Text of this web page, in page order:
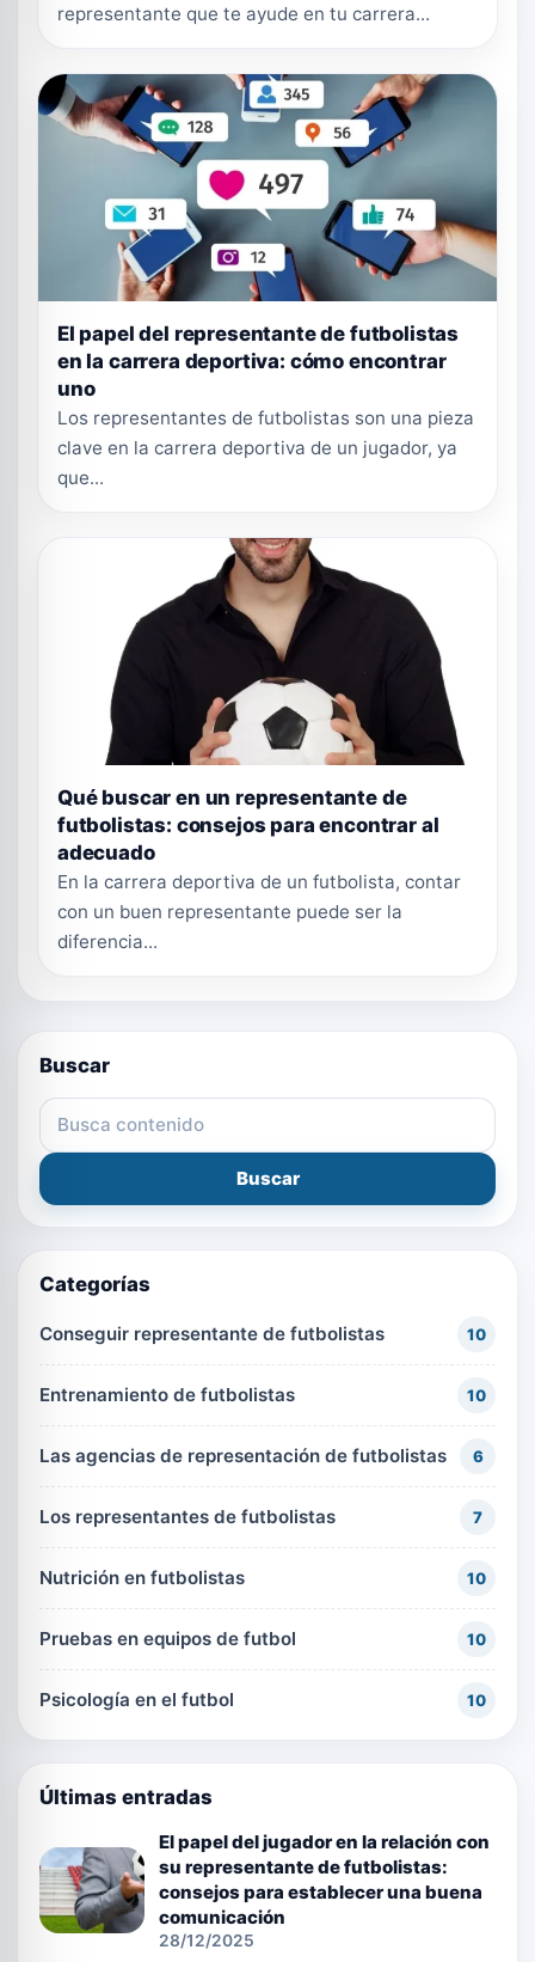
representante que te ayude en tu carrera...
El papel del representante de futbolistas
en la carrera deportiva: cómo encontrar
uno
Los representantes de futbolistas son una pieza
clave en la carrera deportiva de un jugador, ya
que...
Qué buscar en un representante de
futbolistas: consejos para encontrar al
adecuado
En la carrera deportiva de un futbolista, contar
con un buen representante puede ser la
diferencia...
Buscar
Buscar en el blog
Buscar
Categorías
Conseguir representante de futbolistas 10
Entrenamiento de futbolistas 10
Las agencias de representación de futbolistas 6
Los representantes de futbolistas 7
Nutrición en futbolistas 10
Pruebas en equipos de futbol 10
Psicología en el futbol 10
Últimas entradas
El papel del jugador en la relación con
su representante de futbolistas:
consejos para establecer una buena
comunicación
28/12/2025